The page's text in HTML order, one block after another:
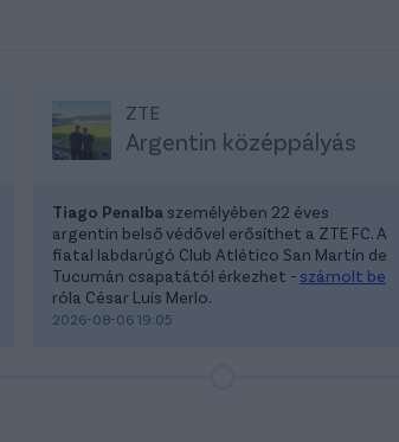
ZTE
Argentin középpályás
Tiago Penalba személyében 22 éves
argentin belső védővel erősíthet a ZTE FC. A
fiatal labdarúgó Club Atlético San Martín de
Tucumán csapatától érkezhet - számolt be
róla César Luis Merlo.
2026-08-06 19:05